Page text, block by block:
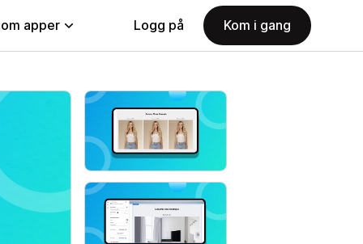
apper Logg på Kom i gang